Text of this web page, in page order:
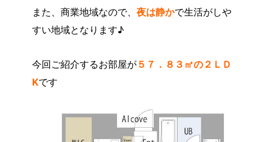
また、商業地域なので、 夜は静かで生活がしや
すい地域となります♪
今回ご紹介するお部屋が５７．８３㎡の２ＬＤ
Kです